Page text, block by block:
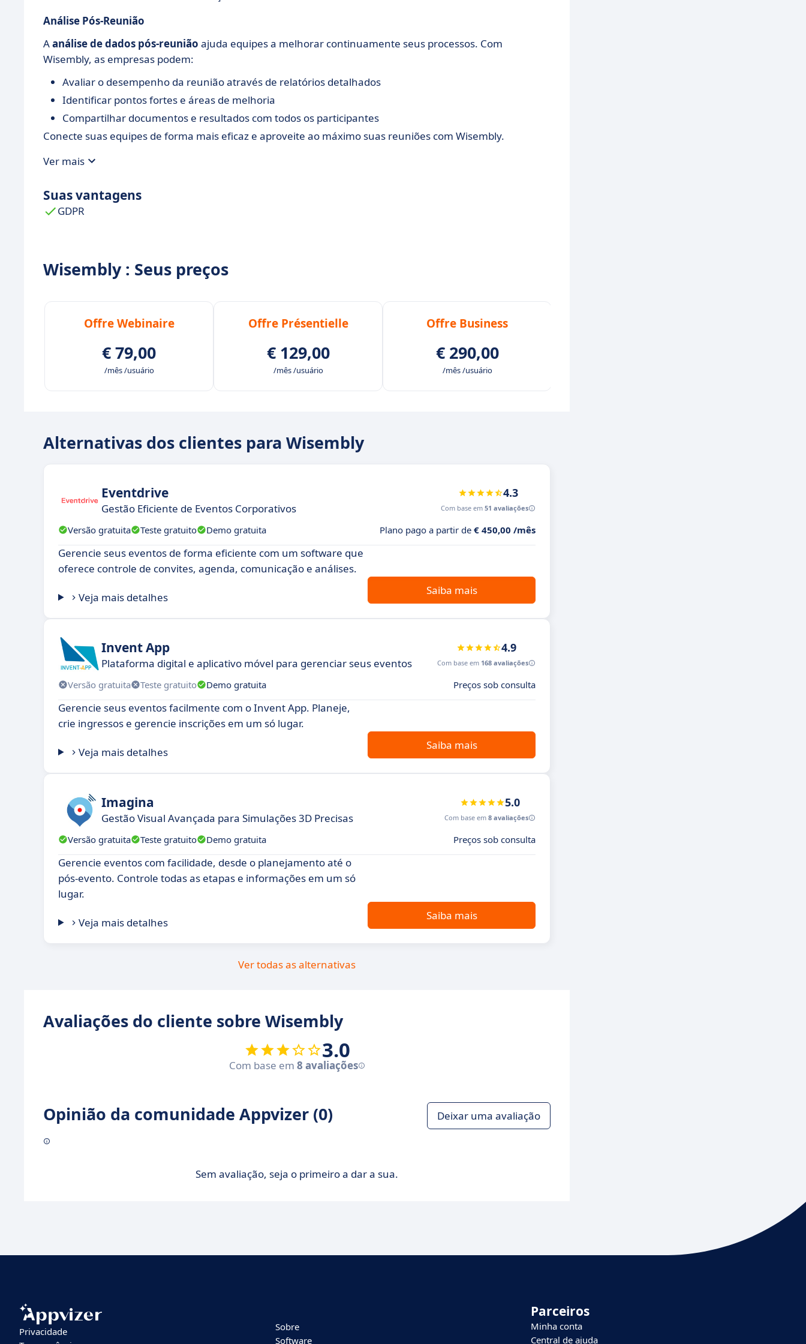
Análise Pós-Reunião
Aanálise de dados pós-reunião ajuda equipes a melhorar continuamente seus processos. Com
Wisembly, as empresas podem:
Avaliar o desempenho da reunião através de relatórios detalhados
Identificar pontos fortes e áreas de melhoria
Compartilhar documentos e resultados com todos os participantes
Conecte suas equipes de forma mais eficaz e aproveite ao máximo suas reuniões com Wisembly.
Ver mais
Suas vantagens
GDPR
Wisembly : Seus preços
Offre Webinaire
€ 79,00
/mês /usuário
Offre Présentielle
€ 129,00
/mês /usuário
Offre Business
€ 290,00
/mês /usuário
Alternativas dos clientes para Wisembly
Eventdrive
Gestão Eficiente de Eventos Corporativos
4.3
Com base em 51 avaliações
Versão gratuita Teste gratuito Demo gratuita Plano pago a partir de € 450,00 /mês
Gerencie seus eventos de forma eficiente com um software que
oferece controle de convites, agenda, comunicação e análises.
Veja mais detalhes
Saiba mais
Invent App
Plataforma digital e aplicativo móvel para gerenciar seus eventos
4.9
Com base em 168 avaliações
Versão gratuita Teste gratuito Demo gratuita Preços sob consulta
Gerencie seus eventos facilmente com o Invent App. Planeje,
crie ingressos e gerencie inscrições em um só lugar.
Veja mais detalhes
Saiba mais
Imagina
Gestão Visual Avançada para Simulações 3D Precisas
5.0
Com base em 8 avaliações
Versão gratuita Teste gratuito Demo gratuita Preços sob consulta
Gerencie eventos com facilidade, desde o planejamento até o
pós-evento. Controle todas as etapas e informações em um só
lugar.
Veja mais detalhes
Saiba mais
Ver todas as alternativas
Avaliações do cliente sobre Wisembly
3.0
Com base em 8 avaliações
Opinião da comunidade Appvizer (0) Deixar uma avaliação
Sem avaliação, seja o primeiro a dar a sua.
Privacidade
Sobre
Software
Parceiros
Minha conta
Central de ajuda